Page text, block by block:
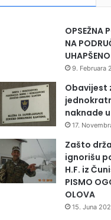
OPSEŽNA
NA
9. Februara
Obavijest
naknade
17.
Zašto
ignorišu
H.F. iz
PISMO
OLOVA
15. Juna